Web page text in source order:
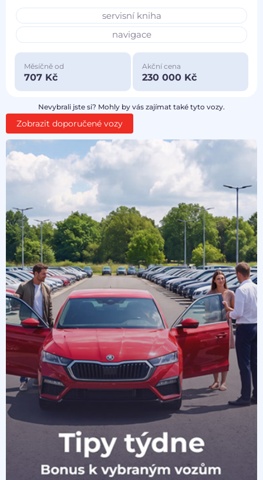
servisní kniha
navigace
Měsíčně od
707 Kč
Akční cena
230 000 Kč
Nevybrali jste si? Mohly by vás zajímat také tyto vozy.
Zobrazit doporučené vozy